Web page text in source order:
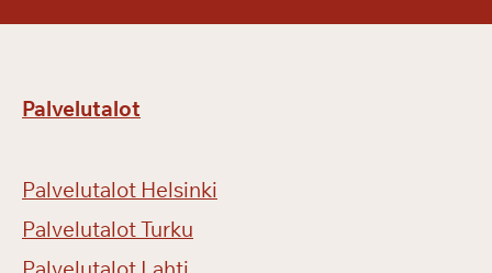
Palvelutalot
Palvelutalot Helsinki
Palvelutalot Turku